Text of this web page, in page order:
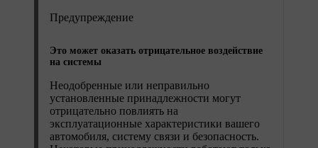
Предупреждение
Это может оказать отрицательное воздействие
на системы
Неодобренные или неправильно
установленные принадлежности могут
отрицательно повлиять на
эксплуатационные характеристики вашего
автомобиля, систему связи и безопасность.